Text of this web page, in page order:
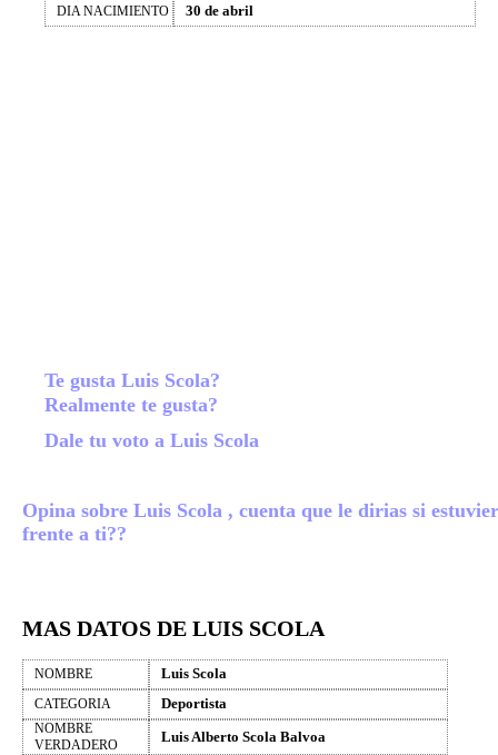
DIA NACIMIENTO 30 de abril
Te gusta Luis Scola?
Realmente te gusta?
Dale tu voto a Luis Scola
Opina sobre Luis Scola , cuenta que le dirias si
frente a ti??
MAS DATOS DE LUIS SCOLA
NOMBRE Luis Scola
CATEGORIA Deportista
NOMBRE
VERDADERO
Luis Alberto Scola Balvoa